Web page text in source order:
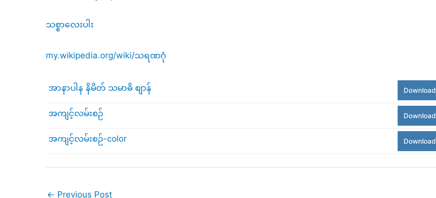
သစ္စာလေးပါး
my.wikipedia.org/wiki/သရဏဂုံ
အာနာပါန နိမိတ် သမာဓိ စျာန် Download
အကျင့်လမ်းစဉ် Download
အကျင့်လမ်းစဉ်-color Download
← Previous Post